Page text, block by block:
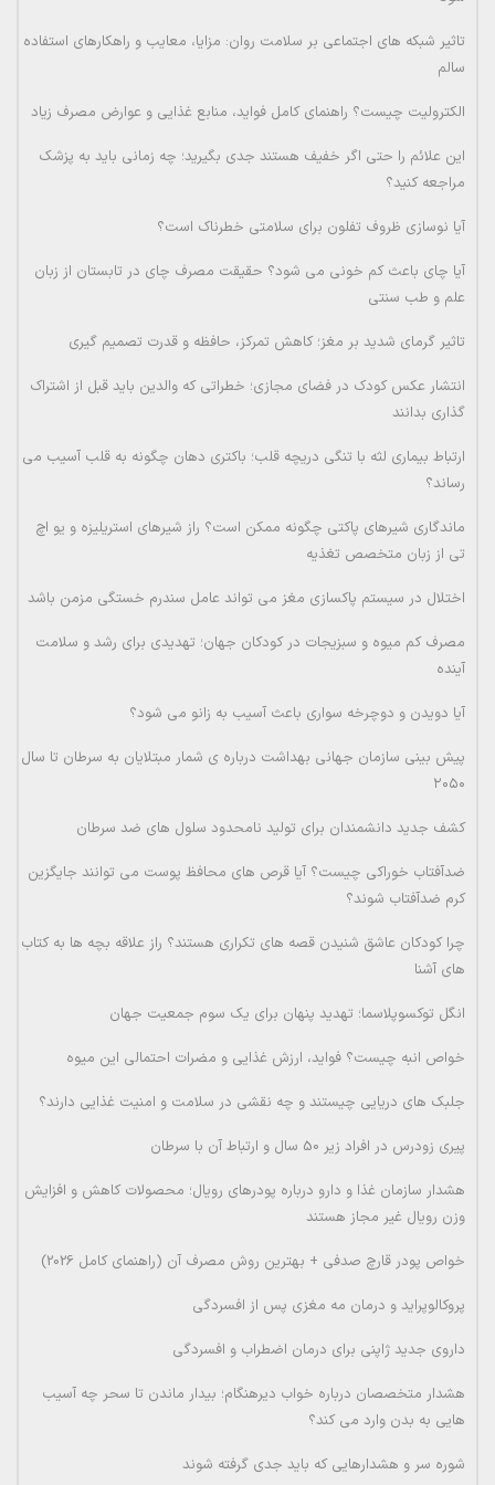
تاثیر شبکه های اجتماعی بر سلامت روان: مزایا، معایب و راهکارهای استفاده
سالم
الکترولیت چیست؟ راهنمای کامل فواید، منابع غذایی و عوارض مصرف زیاد
این علائم را حتی اگر خفیف هستند جدی بگیرید؛ چه زمانی باید به پزشک
مراجعه کنید؟
آیا نوسازی ظروف تفلون برای سلامتی خطرناک است؟
آیا چای باعث کم خونی می شود؟ حقیقت مصرف چای در تابستان از زبان
علم و طب سنتی
تاثیر گرمای شدید بر مغز؛ کاهش تمرکز، حافظه و قدرت تصمیم گیری
انتشار عکس کودک در فضای مجازی؛ خطراتی که والدین باید قبل از اشتراک
گذاری بدانند
ارتباط بیماری لثه با تنگی دریچه قلب؛ باکتری دهان چگونه به قلب آسیب می
رساند؟
ماندگاری شیرهای پاکتی چگونه ممکن است؟ راز شیرهای استریلیزه و یو اچ
تی از زبان متخصص تغذیه
اختلال در سیستم پاکسازی مغز می تواند عامل سندرم خستگی مزمن باشد
مصرف کم میوه و سبزیجات در کودکان جهان؛ تهدیدی برای رشد و سلامت
آینده
آیا دویدن و دوچرخه سواری باعث آسیب به زانو می شود؟
پیش بینی سازمان جهانی بهداشت درباره ی شمار مبتلایان به سرطان تا سال
۲۰۵۰
کشف جدید دانشمندان برای تولید نامحدود سلول های ضد سرطان
ضدآفتاب خوراکی چیست؟ آیا قرص های محافظ پوست می توانند جایگزین
کرم ضدآفتاب شوند؟
چرا کودکان عاشق شنیدن قصه های تکراری هستند؟ راز علاقه بچه ها به کتاب
های آشنا
انگل توکسوپلاسما؛ تهدید پنهان برای یک سوم جمعیت جهان
خواص انبه چیست؟ فواید، ارزش غذایی و مضرات احتمالی این میوه
جلبک های دریایی چیستند و چه نقشی در سلامت و امنیت غذایی دارند؟
پیری زودرس در افراد زیر 50 سال و ارتباط آن با سرطان
هشدار سازمان غذا و دارو درباره پودرهای رویال؛ محصولات کاهش و افزایش
وزن رویال غیر مجاز هستند
خواص پودر قارچ صدفی + بهترین روش مصرف آن (راهنمای کامل 2026)
پروکالوپراید و درمان مه مغزی پس از افسردگی
داروی جدید ژاپنی برای درمان اضطراب و افسردگی
هشدار متخصصان درباره خواب دیرهنگام؛ بیدار ماندن تا سحر چه آسیب
هایی به بدن وارد می کند؟
شوره سر و هشدارهایی که باید جدی گرفته شوند